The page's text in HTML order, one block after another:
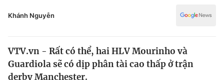
Phong cách
Thể thao điện tử
Bên lề
Khánh Nguyễn
VTV.vn - Rất có thể, hai HLV Mourinho và
Guardiola sẽ có dịp phân tài cao thấp ở trận
derby Manchester.